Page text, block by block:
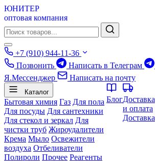
ЮНИТЕР
оптовая компания
+7 (910) 944-11-36
Позвонить
Написать в Телеграм
Я.Мессенджер
Написать на почту
Каталог
Бытовая химия Газ Для пола
Для посуды Для сантехники
Для стекол и зеркал Для
чистки труб Жироудалители
Крема Мыло Освежители
воздуха Отбеливатели
Полироли Прочее Реагенты
БлогДоставка
и оплата
Доставка